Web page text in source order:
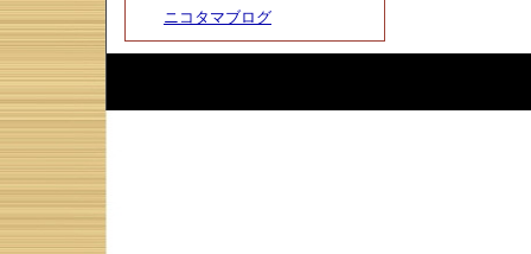
ニコタマブログ